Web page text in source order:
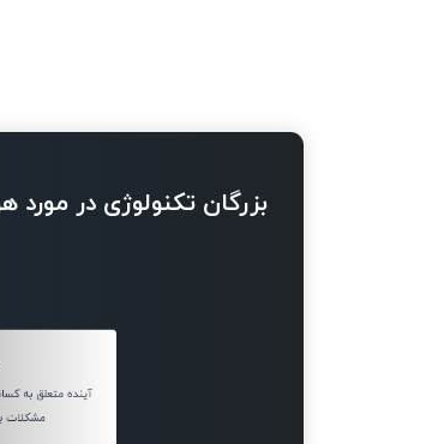
بزرگان تکنولوژی در
آینده متعلق به
مشکلات